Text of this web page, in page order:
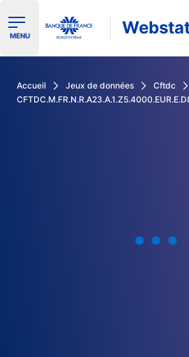
Ouvrir le menu de navigation
MENU
Accueil Jeux de données
Cftdc